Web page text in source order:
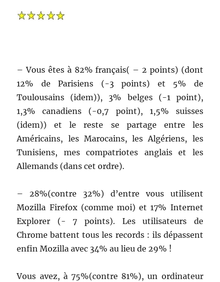
– Vous êtes à 82% français( – 2 points) (dont
12% de Parisiens (-3 points) et 5% de
Toulousains (idem)), 3% belges (-1 point),
1,3% canadiens (-0,7 point), 1,5% suisses
(idem)) et le reste se partage entre les
Américains, les Marocains, les Algériens, les
Tunisiens, mes compatriotes anglais et les
Allemands (dans cet ordre).
– 28%(contre 32%) d’entre vous utilisent
Mozilla Firefox (comme moi) et 17% Internet
Explorer (- 7 points). Les utilisateurs de
Chrome battent tous les records : ils dépassent
enfin Mozilla avec 34% au lieu de 29% !
Vous avez, à 75%(contre 81%), un ordinateur